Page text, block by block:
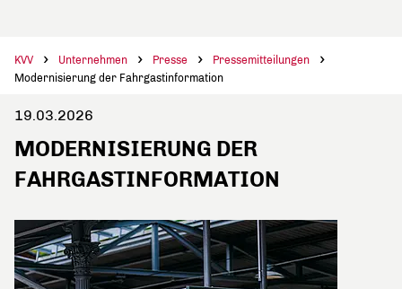
KVV Unternehmen Presse
Pressemitteilungen
Modernisierung der Fahrgastinformation
19.03.2026
MODERNISIERUNG DER
FAHRGASTINFORMATION